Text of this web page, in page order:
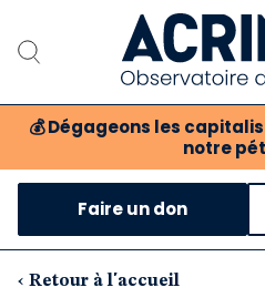
💰 Dégageons les
notre
Notre
Notre critique
Nos
Faire un don
‹ Retour à l'accueil